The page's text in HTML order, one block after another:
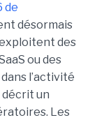
de
désormais
des
ou des
l’activité
un
Les